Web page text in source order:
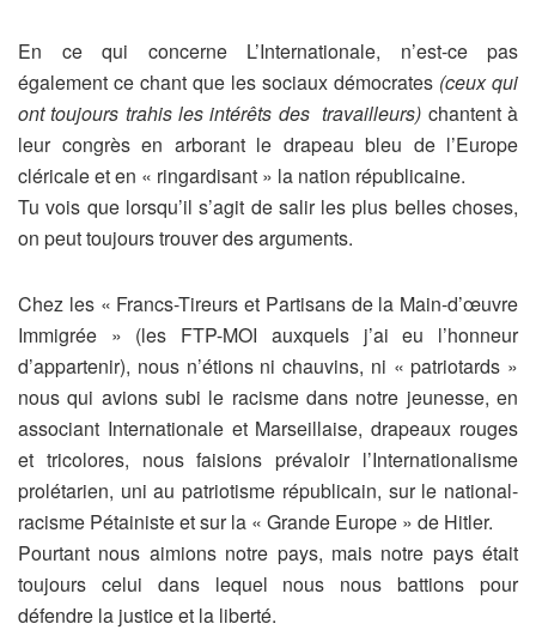
En ce qui concerne L’Internationale,
n’est-ce pas
également ce chant que les sociaux démocrates (ceux qui
ont toujours trahis les intérêts des travailleurs) chantent à
leur congrès en arborant le drapeau bleu de l’Europe
cléricale et en « ringardisant » la nation républicaine.
Tu vois que lorsqu’il s’agit de salir les plus belles choses,
on peut toujours trouver des arguments.
Chez les « Francs-Tireurs et Partisans de la Main-d’œuvre
Immigrée » (les FTP-MOI auxquels j’ai eu l’honneur
d’appartenir), nous n’étions ni chauvins, ni « patriotards »
nous qui avions subi le racisme dans notre jeunesse, en
associant Internationale et Marseillaise, drapeaux rouges
et tricolores, nous faisions prévaloir l’Internationalisme
prolétarien, uni au patriotisme républicain, sur le national-
racisme Pétainiste et sur la « Grande Europe » de Hitler.
Pourtant nous aimions notre pays, mais notre pays était
toujours celui dans lequel nous nous battions pour
défendre la justice et la liberté.